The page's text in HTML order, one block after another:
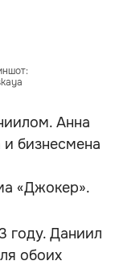
Анна
и бизнесмена
«Джокер».
году. Даниил
обоих